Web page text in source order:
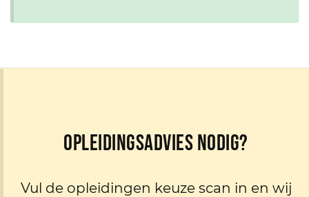
Opleidingsadvies nodig?
Vul de opleidingen keuze scan in en wij